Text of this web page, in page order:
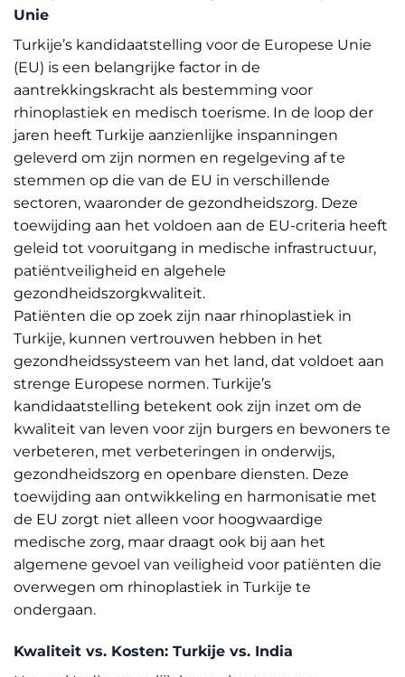
Unie
Turkije’s kandidaatstelling voor de Europese Unie
(EU) is een belangrijke factor in de
aantrekkingskracht als bestemming voor
rhinoplastiek en medisch toerisme. In de loop der
jaren heeft Turkije aanzienlijke inspanningen
geleverd om zijn normen en regelgeving af te
stemmen op die van de EU in verschillende
sectoren, waaronder de gezondheidszorg. Deze
toewijding aan het voldoen aan de EU-criteria heeft
geleid tot vooruitgang in medische infrastructuur,
patiëntveiligheid en algehele
gezondheidszorgkwaliteit.
Patiënten die op zoek zijn naar rhinoplastiek in
Turkije, kunnen vertrouwen hebben in het
gezondheidssysteem van het land, dat voldoet aan
strenge Europese normen. Turkije’s
kandidaatstelling betekent ook zijn inzet om de
kwaliteit van leven voor zijn burgers en bewoners te
verbeteren, met verbeteringen in onderwijs,
gezondheidszorg en openbare diensten. Deze
toewijding aan ontwikkeling en harmonisatie met
de EU zorgt niet alleen voor hoogwaardige
medische zorg, maar draagt ook bij aan het
algemene gevoel van veiligheid voor patiënten die
overwegen om rhinoplastiek in Turkije te
ondergaan.
Kwaliteit vs. Kosten: Turkije vs. India